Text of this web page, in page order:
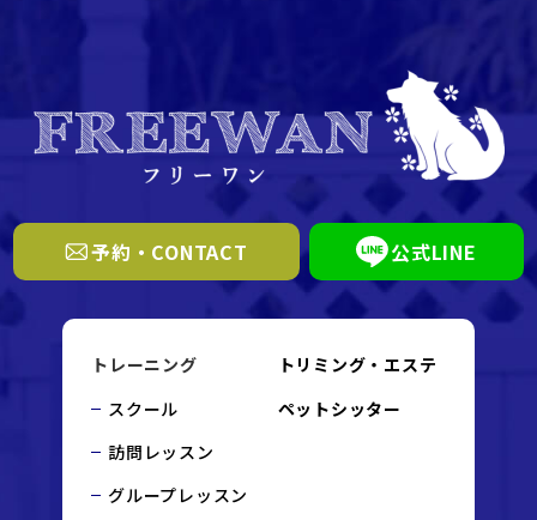
予約・CONTACT 公式LINE
トレーニング
スクール
訪問レッスン
グループレッスン
トリミング・エステ
ペットシッター